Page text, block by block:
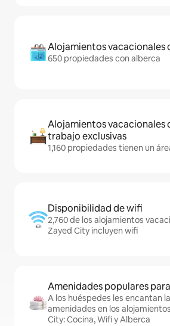
Alojamientos vacacionales
650 propiedades con alberca
Alojamientos vacacionales
trabajo exclusivas
1,160 propiedades tienen un
Disponibilidad de wifi
2,760 de los alojamientos
Zayed City incluyen wifi
Amenidades populares
A los huéspedes les encantan
amenidades en los
City: Cocina, Wifi y Alberca